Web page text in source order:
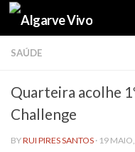
Skip to content
SAÚDE
Quarteira acolhe
Challenge
BYRUI PIRES SANTOS · 19